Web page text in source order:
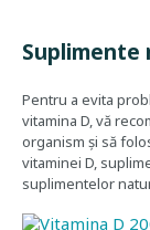
Suplimente
Pentru a evita
vitamina D, vă
organism și să
vitaminei D,
suplimentelor